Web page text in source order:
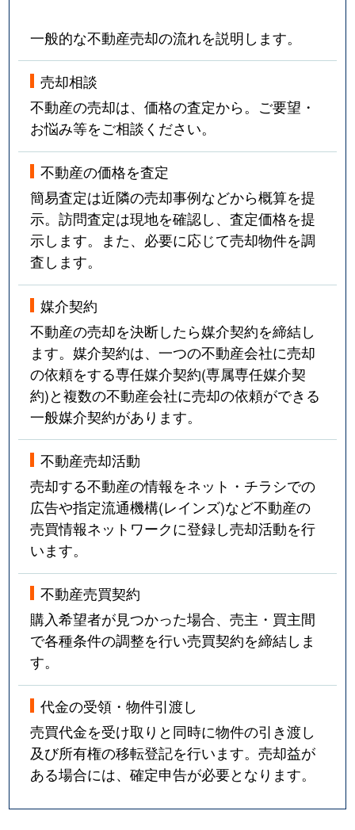
永山４条
890万円 旭川
永山４条
5,000万円 旭川
徒歩1時間
永山４条
2,000万円 旭川
徒歩2時間
永山５条
210万円
永山５条
2,800万円
永山６条
550万円 旭川
徒歩2時間
永山６条
2,100万円 旭川
徒歩1時
永山７条
350万円 旭川
徒歩1時間
永山７条
650万円 旭川
徒歩1時間
永山７条
270万円 旭川
徒歩2時間
永山８条
4,000万円 旭川
徒歩1時間
永山８条
890万円 旭川
徒歩1時間
永山９条
2,400万円 旭川
徒歩1時間
永山９条
永山９条
3,900万円
永山１０条
2,200万円 旭川
徒歩1時間
永山１０条
永山１２条
1,400万円
永山北２条
100万円 旭川
徒歩1時間
永山町
390万円 旭川
徒歩2時間
一般的な不動産売却の流れを説明します。
売却相談
不動産の売却は、価格の査定から。ご要望・
お悩み等をご相談ください。
不動産の価格を査定
簡易査定は近隣の売却事例などから概算を提
示。訪問査定は現地を確認し、査定価格を提
示します。また、必要に応じて売却物件を調
査します。
媒介契約
不動産の売却を決断したら媒介契約を締結し
ます。媒介契約は、一つの不動産会社に売却
の依頼をする専任媒介契約(専属専任媒介契
約)と複数の不動産会社に売却の依頼ができる
一般媒介契約があります。
不動産売却活動
売却する不動産の情報をネット・チラシでの
広告や指定流通機構(レインズ)など不動産の
売買情報ネットワークに登録し売却活動を行
います。
不動産売買契約
購入希望者が見つかった場合、売主・買主間
で各種条件の調整を行い売買契約を締結しま
す。
代金の受領・物件引渡し
売買代金を受け取りと同時に物件の引き渡し
及び所有権の移転登記を行います。売却益が
ある場合には、確定申告が必要となります。